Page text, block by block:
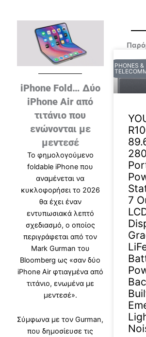
iPhone Fold… Δύο
iPhone Air από
τιτάνιο που
ενώνονται με
μεντεσέ
Το φημολογούμενο
foldable iPhone που
αναμένεται να
κυκλοφορήσει το 2026
θα έχει έναν
εντυπωσιακά λεπτό
σχεδιασμό, ο οποίος
περιγράφεται από τον
Mark Gurman του
Bloomberg ως «σαν δύο
iPhone Air φτιαγμένα από
τιτάνιο, ενωμένα με
μεντεσέ».
Σύμφωνα με τον Gurman,
που δημοσίευσε τις
PHONES &
7